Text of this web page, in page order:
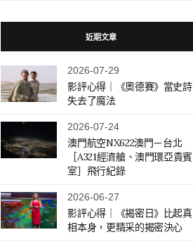
近期文章
2026-07-29
影評心得｜《奧德賽》當史詩
失去了魔法
2026-07-24
澳門航空NX622澳門－台北
［A321經濟艙、澳門環亞貴賓
室］飛行紀錄
2026-06-27
影評心得｜《揭密日》比起真
相本身，更精采的揭密決心